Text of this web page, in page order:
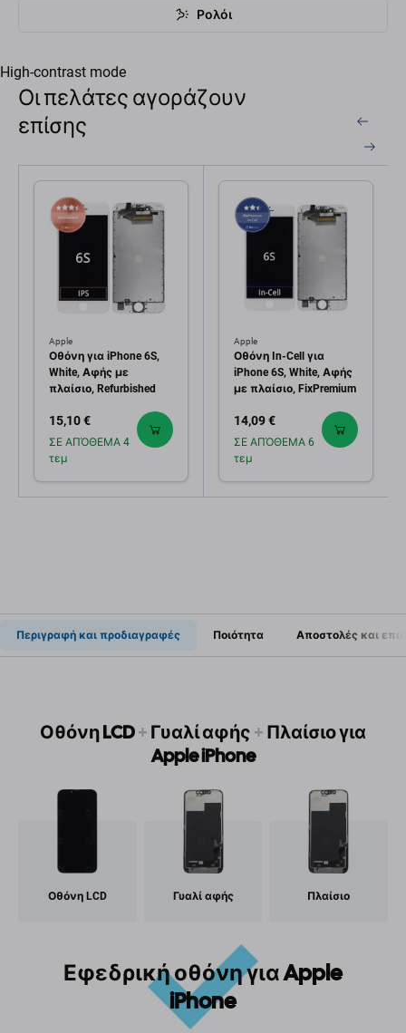
Ρολόι
High-contrast mode
Οι πελάτες αγοράζουν
επίσης
Apple
Οθόνη για iPhone 6S,
White, Αφής με
πλαίσιο, Refurbished
15,10 €
ΣΕ ΑΠΌΘΕΜΑ 4
τεμ
Apple
Οθόνη In-Cell για
iPhone 6S, White, Αφής
με πλαίσιο, FixPremium
14,09 €
ΣΕ ΑΠΌΘΕΜΑ 6
τεμ
Περιγραφή και προδιαγραφές Ποιότητα Αποστολές και
Οθόνη LCD+Γυαλί αφής+Πλαίσιο για
Apple iPhone
Οθόνη LCD Γυαλί αφής Πλαίσιο
Εφεδρική οθόνη για Apple
iPhone